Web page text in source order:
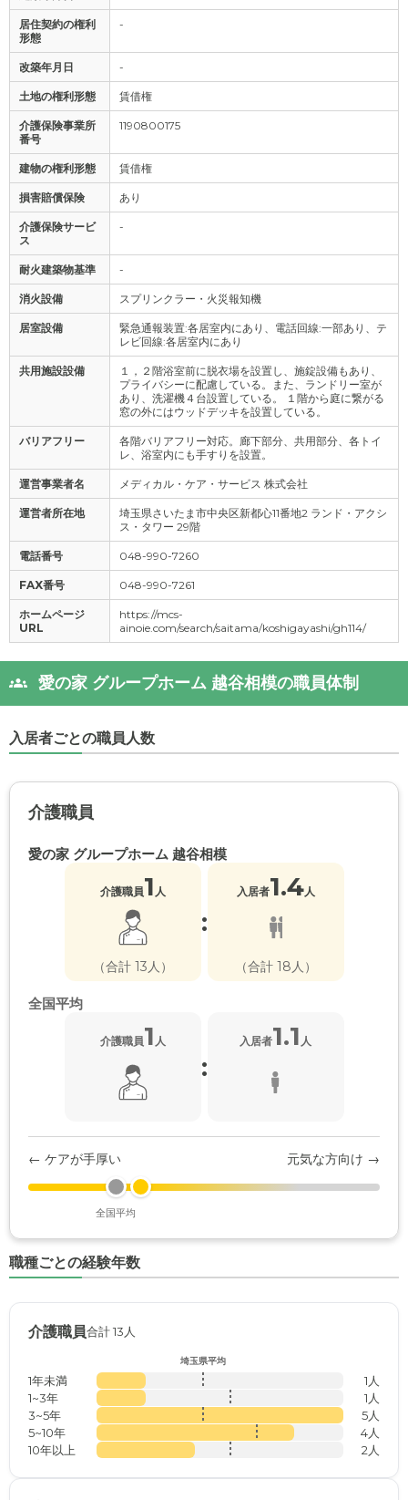
居住契約の権利
形態
-
改築年月日 -
土地の権利形態 賃借権
介護保険事業所
番号
1190800175
建物の権利形態 賃借権
損害賠償保険 あり
介護保険サービ
ス
-
耐火建築物基準 -
消火設備 スプリンクラー・火災報知機
居室設備
緊急通報装置:各居室内にあり、電話回線:一部あり、テ
レビ回線:各居室内にあり
共用施設設備
１，２階浴室前に脱衣場を設置し、施錠設備もあり、
プライバシーに配慮している。また、ランドリー室が
あり、洗濯機４台設置している。 １階から庭に繋がる
窓の外にはウッドデッキを設置している。
バリアフリー
各階バリアフリー対応。廊下部分、共用部分、各トイ
レ、浴室内にも手すりを設置。
運営事業者名 メディカル・ケア・サービス 株式会社
運営者所在地
埼玉県さいたま市中央区新都心11番地2 ランド・アクシ
ス・タワー 29階
電話番号 048-990-7260
FAX番号 048-990-7261
ホームページ
URL
https://mcs-
ainoie.com/search/saitama/koshigayashi/gh114/
愛の家 グループホーム 越谷相模の職員体制
入居者ごとの職員人数
介護職員
愛の家 グループホーム 越谷相模
介護職員1 人
（合計 13人）
:
入居者1.4人
（合計 18人）
全国平均
介護職員1 人
:
入居者1.1 人
← ケアが手厚い 元気な方向け →
全国平均
職種ごとの経験年数
介護職員合計 13人
埼玉県平均
1年未満
1人
1~3年
1人
3~5年
5人
5~10年
4人
10年以上
2人